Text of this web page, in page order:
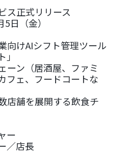
ス正式リリース
日（金）
向けAIシフト管理ツール
ーン（居酒屋、ファミ
フェ、フードコートな
店舗を展開する飲食チ
ー
／店長